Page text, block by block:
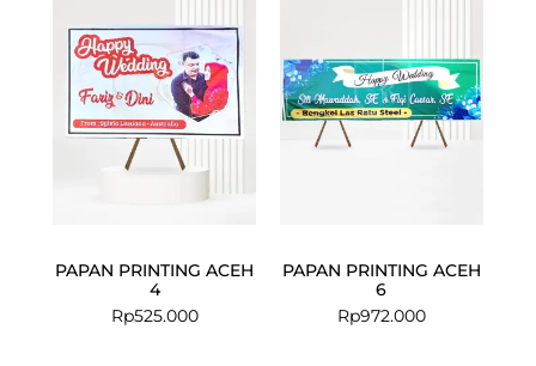
PAPAN PRINTING ACEH
4
Rp525.000
PAPAN PRINTING ACEH
6
Rp972.000